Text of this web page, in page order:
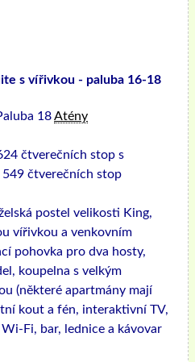
s vířivkou - paluba 16-18
18Atény
čtverečních stop s
549 čtverečních stop
postel velikosti King,
vířivkou a venkovním
pohovka pro dva hosty,
koupelna s velkým
(některé apartmány mají
kout a fén, interaktivní TV,
Fi, bar, lednice a kávovar